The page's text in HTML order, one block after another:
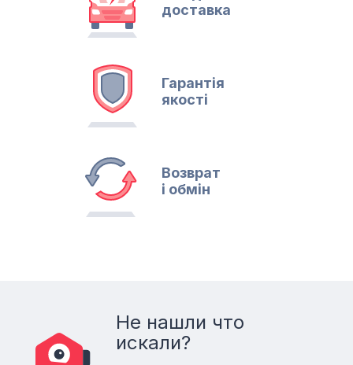
доставка
Гарантія
якості
Возврат
і обмін
Не нашли что
искали?